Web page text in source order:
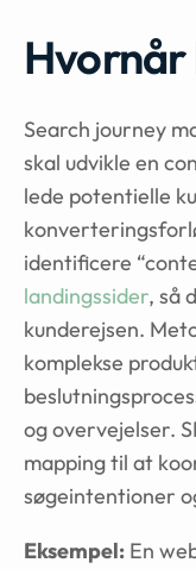
Hvornår
Search journey
skal udvikle en
lede potentielle
identificere
landingssider, så
kunderejsen.
komplekse
og overvejelser.
mapping til at
søgeintentioner
Eksempel: En